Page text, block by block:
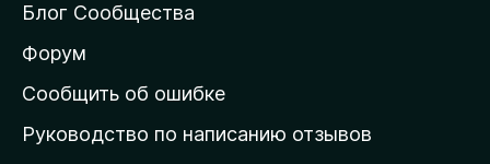
а
ш
н
ю
Блог Сообщества
Форум
Сообщить об ошибке
Руководство по написанию отзывов